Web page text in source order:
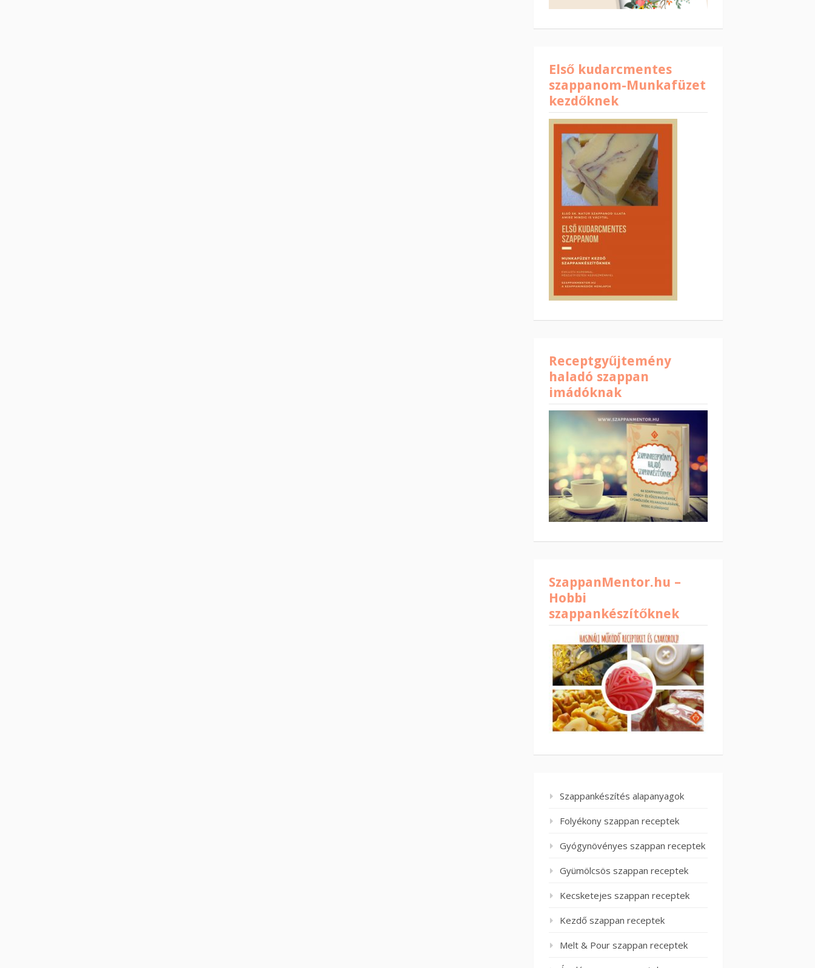
Első kudarcmentes
szappanom-Munkafüzet
kezdőknek
Receptgyűjtemény
haladó szappan
imádóknak
SzappanMentor.hu –
Hobbi
szappankészítőknek
Szappankészítés alapanyagok
Folyékony szappan receptek
Gyógynövényes szappan receptek
Gyümölcsös szappan receptek
Kecsketejes szappan receptek
Kezdő szappan receptek
Melt & Pour szappan receptek